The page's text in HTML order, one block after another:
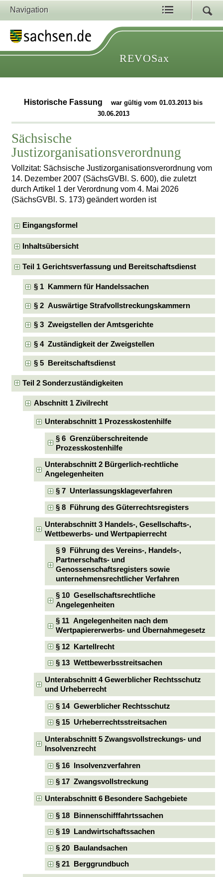
Navigation
REVOSax
Historische Fassung
war gültig vom 01.03.2013 bis
30.06.2013
Sächsische
Justizorganisationsverordnung
Vollzitat: Sächsische Justizorganisationsverordnung vom
14. Dezember 2007 (SächsGVBl. S. 600), die zuletzt
durch Artikel 1 der Verordnung vom 4. Mai 2026
(SächsGVBl. S. 173) geändert worden ist
Eingangsformel
Inhaltsübersicht
Teil 1 Gerichtsverfassung und Bereitschaftsdienst
§ 1 Kammern für Handelssachen
§ 2 Auswärtige Strafvollstreckungskammern
§ 3 Zweigstellen der Amtsgerichte
§ 4 Zuständigkeit der Zweigstellen
§ 5 Bereitschaftsdienst
Teil 2 Sonderzuständigkeiten
Abschnitt 1 Zivilrecht
Unterabschnitt 1 Prozesskostenhilfe
§ 6 Grenzüberschreitende
Prozesskostenhilfe
Unterabschnitt 2 Bürgerlich-rechtliche
Angelegenheiten
§ 7 Unterlassungsklageverfahren
§ 8 Führung des Güterrechtsregisters
Unterabschnitt 3 Handels-, Gesellschafts-,
Wettbewerbs- und Wertpapierrecht
§ 9 Führung des Vereins-, Handels-,
Partnerschafts- und
Genossenschaftsregisters sowie
unternehmensrechtlicher Verfahren
§ 10 Gesellschaftsrechtliche
Angelegenheiten
§ 11 Angelegenheiten nach dem
Wertpapiererwerbs- und Übernahmegesetz
§ 12 Kartellrecht
§ 13 Wettbewerbsstreitsachen
Unterabschnitt 4 Gewerblicher Rechtsschutz
und Urheberrecht
§ 14 Gewerblicher Rechtsschutz
§ 15 Urheberrechtsstreitsachen
Unterabschnitt 5 Zwangsvollstreckungs- und
Insolvenzrecht
§ 16 Insolvenzverfahren
§ 17 Zwangsvollstreckung
Unterabschnitt 6 Besondere Sachgebiete
§ 18 Binnenschifffahrtssachen
§ 19 Landwirtschaftssachen
§ 20 Baulandsachen
§ 21 Berggrundbuch